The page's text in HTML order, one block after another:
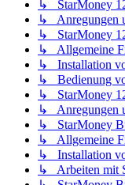
↳ StarMoney
↳ Anregungen
↳ StarMoney
↳ Allgemeine
↳ Installation
↳ Bedienung
↳ StarMoney
↳ Anregungen
↳ StarMoney
↳ Allgemeine
↳ Installation
↳ Arbeiten mit